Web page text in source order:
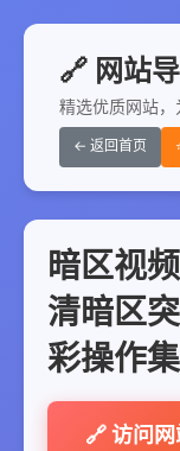
🔗 网站
精选优质网站
← 返回首页
暗区视
清暗区
彩操作
🔗 访问